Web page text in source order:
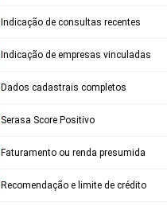
Indicação de consultas recentes
Indicação de empresas vinculadas
Dados cadastrais completos
Serasa Score Positivo
Faturamento ou renda presumida
Recomendação e limite de crédito